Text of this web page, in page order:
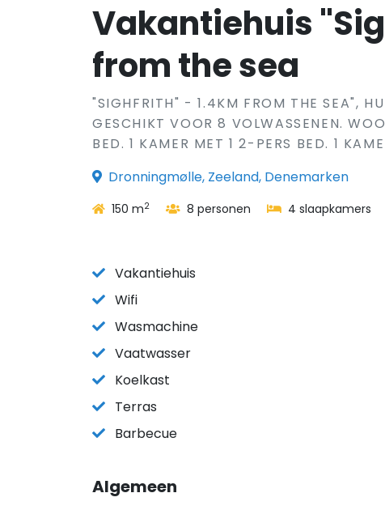
Vakantiehuis
from the sea
"SIGHFRITH" - 1.4KM FROM THE SEA",
GESCHIKT VOOR 8 VOLWASSENEN.
BED. 1 KAMER MET 1 2-PERS BED. 1
Dronningmølle, Zeeland, Denemarken
150 m2 8 personen 4 slaapkamers
Vakantiehuis
Wifi
Wasmachine
Vaatwasser
Koelkast
Terras
Barbecue
Algemeen